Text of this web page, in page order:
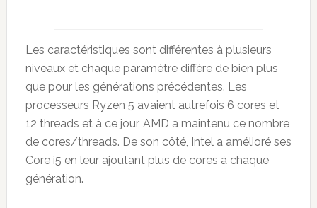
Les caractéristiques sont différentes à plusieurs
niveaux et chaque paramètre diffère de bien plus
que pour les générations précédentes. Les
processeurs Ryzen 5 avaient autrefois 6 cores et
12 threads et à ce jour, AMD a maintenu ce nombre
de cores/threads. De son côté, Intel a amélioré ses
Core i5 en leur ajoutant plus de cores à chaque
génération.